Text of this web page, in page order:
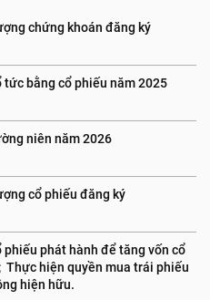
chứng khoán đăng ký
tức bằng cổ phiếu năm 2025
niên năm 2026
cổ phiếu đăng ký
phiếu phát hành để tăng vốn cổ
Thực hiện quyền mua trái phiếu
hiện hữu.